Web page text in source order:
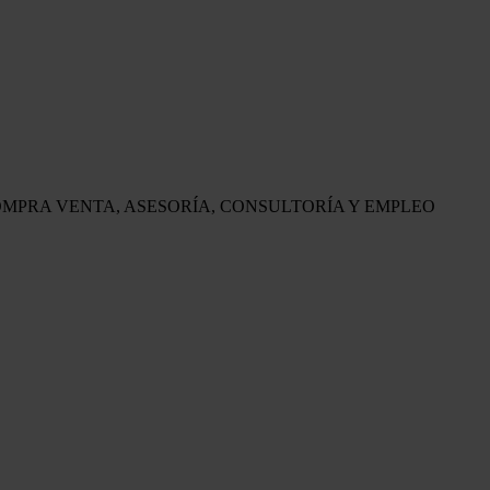
VENTA, ASESORÍA, CONSULTORÍA Y EMPLEO